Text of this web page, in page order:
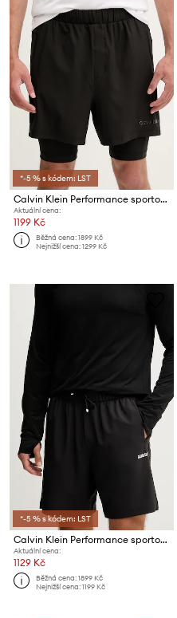
*-5 % s kódem: LST
Calvin Klein Performance sportovní šortky pánské
Aktuální cena:
1199 Kč
Běžná cena:1899 Kč
Nejnižší cena:1299 Kč
*-5 % s kódem: LST
Calvin Klein Performance sportovní šortky pánské
Aktuální cena:
1129 Kč
Běžná cena:1899 Kč
Nejnižší cena:1199 Kč